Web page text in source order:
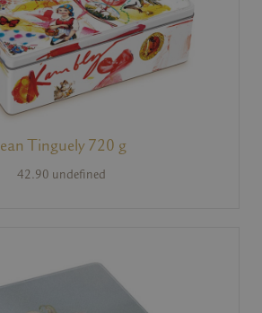
Jean Tinguely 720 g
42.90 undefined